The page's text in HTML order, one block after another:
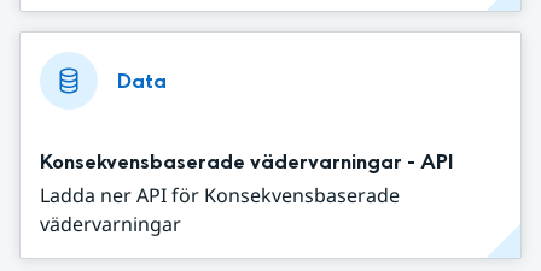
Data
Konsekvensbaserade vädervarningar - API
Ladda ner API för Konsekvensbaserade
vädervarningar